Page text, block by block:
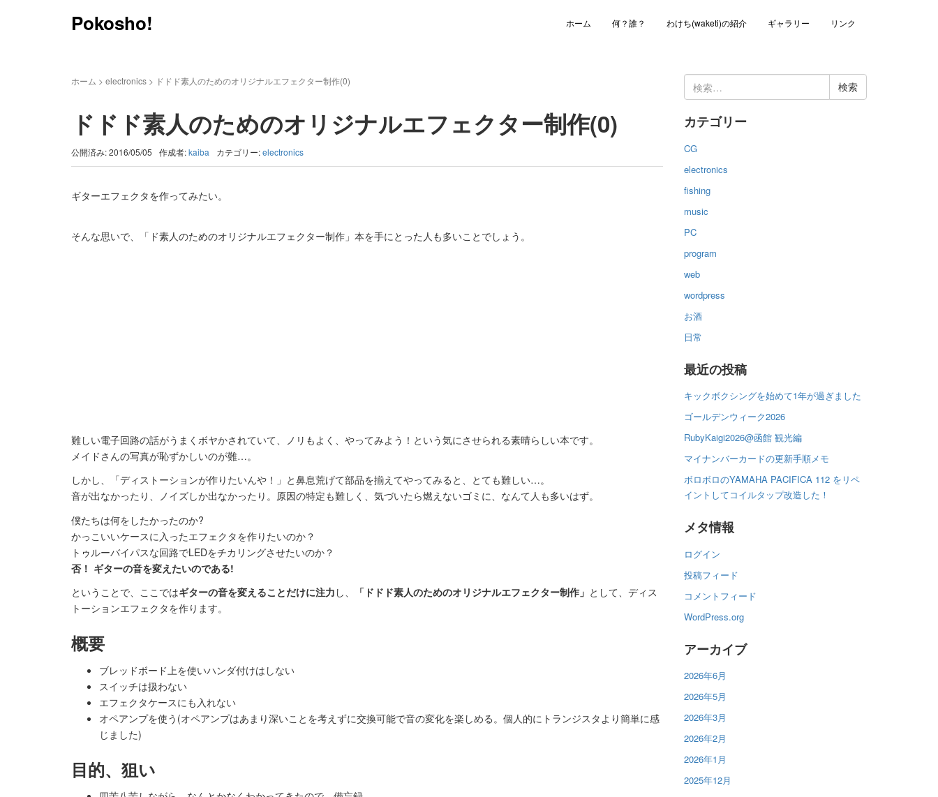
Pokosho! ホーム 何？誰？ わけち(waketi)の紹介 ギャラリー リンク
ホーム > electronics > ドドド素人のためのオリジナルエフェクター制作(0)
ドドド素人のためのオリジナルエフェクター制作(0)
公開済み: 2016/05/05 作成者:kaiba カテゴリー:electronics
ギターエフェクタを作ってみたい。
そんな思いで、「ド素人のためのオリジナルエフェクター制作」本を手にとった人も多いことでしょう。
難しい電子回路の話がうまくボヤかされていて、ノリもよく、やってみよう！という気にさせられる素晴らしい本です。
メイドさんの写真が恥ずかしいのが難…。
しかし、「ディストーションが作りたいんや！」と鼻息荒げて部品を揃えてやってみると、とても難しい…。
音が出なかったり、ノイズしか出なかったり。原因の特定も難しく、気づいたら燃えないゴミに、なんて人も多いはず。
僕たちは何をしたかったのか?
かっこいいケースに入ったエフェクタを作りたいのか？
トゥルーバイパスな回路でLEDをチカリングさせたいのか？
否！ ギターの音を変えたいのである!
ということで、ここではギターの音を変えることだけに注力 し、 「ドドド素人のためのオリジナルエフェクター制作」 として、ディス
トーションエフェクタを作ります。
概要
ブレッドボード上を使いハンダ付けはしない
スイッチは扱わない
エフェクタケースにも入れない
オペアンプを使う(オペアンプはあまり深いことを考えずに交換可能で音の変化を楽しめる。個人的にトランジスタより簡単に感
じました)
目的、狙い
検
索:
カテゴリー
CG
electronics
fishing
music
PC
program
web
wordpress
お酒
日常
最近の投稿
キックボクシングを始めて1年が過ぎました
ゴールデンウィーク2026
RubyKaigi2026@函館 観光編
マイナンバーカードの更新手順メモ
ボロボロのYAMAHA PACIFICA 112 をリペ
イントしてコイルタップ改造した！
メタ情報
ログイン
投稿フィード
コメントフィード
WordPress.org
アーカイブ
2026年6月
2026年5月
2026年3月
2026年2月
2026年1月
2025年12月